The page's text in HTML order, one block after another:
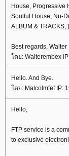
House, Progressive
Soulful House, Nu-
ALBUM & TRACKS, )
Best regards, Walter
ดย: Walterembex
Hello. And Bye.
ดย: Malcolmfef IP:
Hello,
FTP service is a
to exclusive